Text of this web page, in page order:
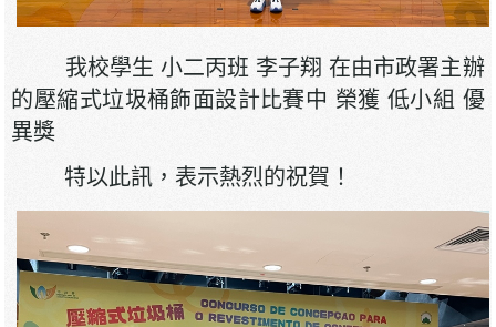
我校學生 小二丙班 李子翔 在由市政署主辦
的壓縮式垃圾桶飾面設計比賽中 榮獲 低小組 優
異獎
特以此訊，表示熱烈的祝賀！